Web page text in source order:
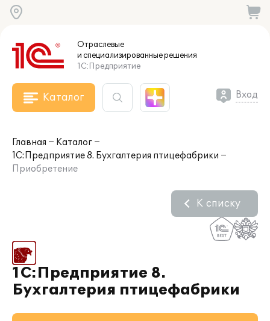
Отраслевые
и специализированныерешения
1С:Предприятие
Каталог Вход
Главная
Каталог
1С:Предприятие 8. Бухгалтерия птицефабрики
Приобретение
1С:Предприятие 8.
Бухгалтерия птицефабрики
К списку